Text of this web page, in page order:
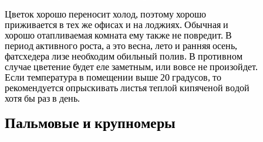
Цветок хорошо переносит холод, поэтому хорошо
приживается в тех же офисах и на лоджиях. Обычная и
хорошо отапливаемая комната ему также не повредит. В
период активного роста, а это весна, лето и ранняя осень,
фатсхедера лизе необходим обильный полив. В противном
случае цветение будет еле заметным, или вовсе не произойдет.
Если температура в помещении выше 20 градусов, то
рекомендуется опрыскивать листья теплой кипяченой водой
хотя бы раз в день.
Пальмовые и крупномеры